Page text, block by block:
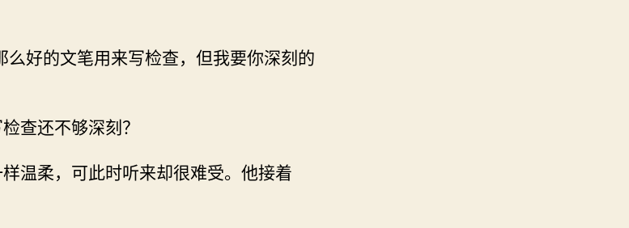
么好的文笔用来写检查，但我要你深刻的
查还不够深刻？
温柔，可此时听来却很难受。他接着